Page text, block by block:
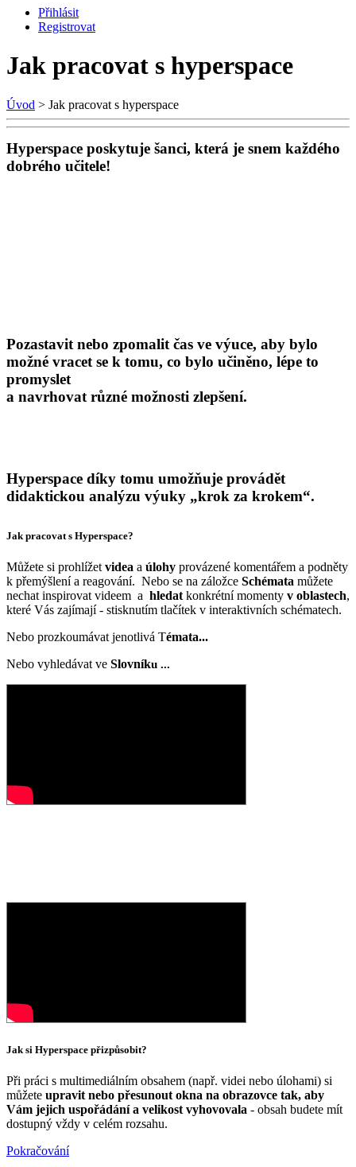
Přihlásit
Registrovat
Jak pracovat s hyperspace
Úvod > Jak pracovat s hyperspace
Hyperspace poskytuje šanci, která je snem každého
dobrého učitele!
Pozastavit nebo zpomalit čas ve výuce, aby bylo
možné vracet se k tomu, co bylo učiněno, lépe to
promyslet
a navrhovat různé možnosti zlepšení.
Hyperspace díky tomu umožňuje provádět
didaktickou analýzu výuky „krok za krokem“.
Jak pracovat s Hyperspace?
Můžete si prohlížet videa a úlohy provázené komentářem a podněty
k přemýšlení a reagování. Nebo se na záložce Schémata můžete
nechat inspirovat videem a hledat konkrétní momenty v oblastech,
které Vás zajímají - stisknutím tlačítek v interaktivních schématech.
Nebo prozkoumávat jenotlivá Témata...
Nebo vyhledávat ve Slovníku ...
Jak si Hyperspace přizpůsobit?
Při práci s multimediálním obsahem (např. videi nebo úlohami) si
můžete upravit nebo přesunout okna na obrazovce tak, aby
Vám jejich uspořádání a velikost vyhovovala - obsah budete mít
dostupný vždy v celém rozsahu.
Pokračování